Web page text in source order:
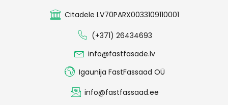
Citadele LV70PARX0033109110001
(+371) 26434693
info@fastfasade.lv
Igaunija FastFassaad OÜ
info@fastfassaad.ee